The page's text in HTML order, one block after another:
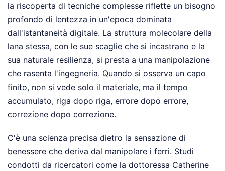
la riscoperta di tecniche complesse riflette un bisogno
profondo di lentezza in un'epoca dominata
dall'istantaneità digitale. La struttura molecolare della
lana stessa, con le sue scaglie che si incastrano e la
sua naturale resilienza, si presta a una manipolazione
che rasenta l'ingegneria. Quando si osserva un capo
finito, non si vede solo il materiale, ma il tempo
accumulato, riga dopo riga, errore dopo errore,
correzione dopo correzione.
C'è una scienza precisa dietro la sensazione di
benessere che deriva dal manipolare i ferri. Studi
condotti da ricercatori come la dottoressa Catherine